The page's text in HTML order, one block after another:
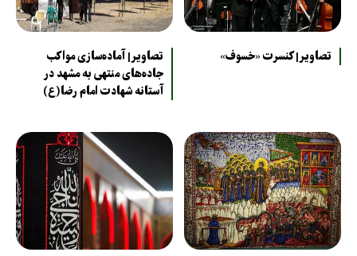
تصاویر| کنسرت «خسوف»
تصاویر| آماده‌سازی مواکب
جاده‌های منتهی به مشهد در
آستانه شهادت امام رضا(ع)